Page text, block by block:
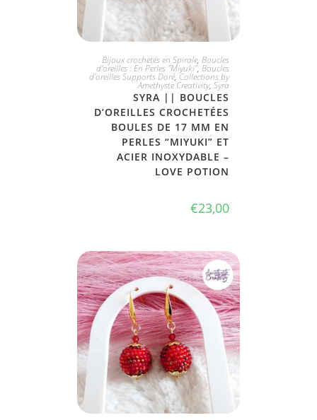
JE L'ADOPTE
Bijoux crochetés en Spirale, Boucles
d'oreilles : En Perles "Miyuki", Boucles
d'oreilles Supports Doré, Collections by
Amethyste Creativity, Syra
SYRA || BOUCLES
D’OREILLES CROCHETÉES
BOULES DE 17 MM EN
PERLES “MIYUKI” ET
ACIER INOXYDABLE –
LOVE POTION
€23,00